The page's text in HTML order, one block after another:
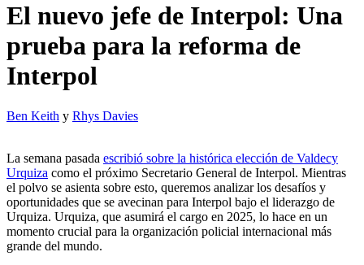
El nuevo jefe de Interpol: Una
prueba para la reforma de
Interpol
Ben Keith y Rhys Davies
La semana pasada escribió sobre la histórica elección de Valdecy
Urquiza como el próximo Secretario General de Interpol. Mientras
el polvo se asienta sobre esto, queremos analizar los desafíos y
oportunidades que se avecinan para Interpol bajo el liderazgo de
Urquiza. Urquiza, que asumirá el cargo en 2025, lo hace en un
momento crucial para la organización policial internacional más
grande del mundo.